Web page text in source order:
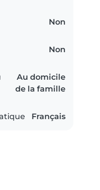
Non
Non
Au domicile
de la famille
Français